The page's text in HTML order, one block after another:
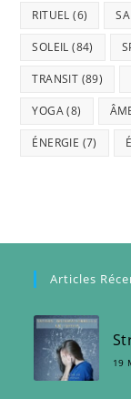
RITUEL (6)
SOLEIL (84)
TRANSIT (89)
YOGA(8)
ÉNERGIE (7)
Articles
19